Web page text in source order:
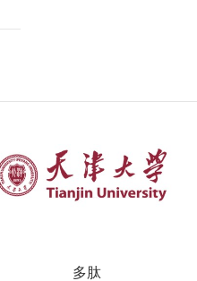
多肽